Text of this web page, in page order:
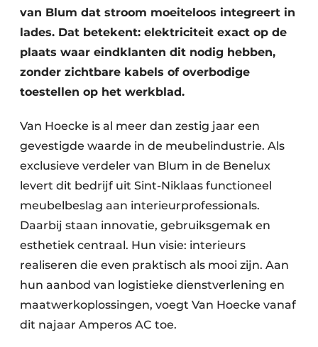
van Blum dat stroom moeiteloos integreert in
lades. Dat betekent: elektriciteit exact op de
plaats waar eindklanten dit nodig hebben,
zonder zichtbare kabels of overbodige
toestellen op het werkblad.
Van Hoecke is al meer dan zestig jaar een
gevestigde waarde in de meubelindustrie. Als
exclusieve verdeler van Blum in de Benelux
levert dit bedrijf uit Sint-Niklaas functioneel
meubelbeslag aan interieurprofessionals.
Daarbij staan innovatie, gebruiksgemak en
esthetiek centraal. Hun visie: interieurs
realiseren die even praktisch als mooi zijn. Aan
hun aanbod van logistieke dienstverlening en
maatwerkoplossingen, voegt Van Hoecke vanaf
dit najaar Amperos AC toe.